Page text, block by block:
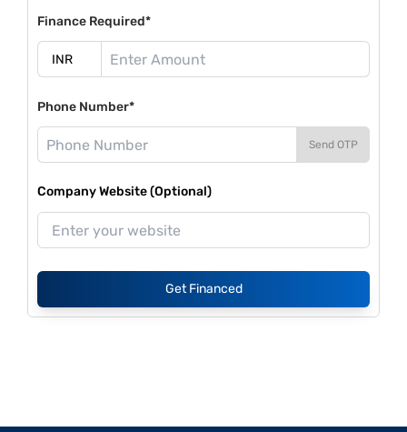
Finance Required*
Phone Number*
Send OTP
Company Website (Optional)
Get Financed